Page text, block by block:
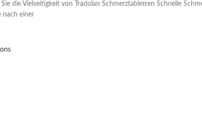
Sie die Vielseitigkeit von Tradolan Schmerztabletten Schnelle
nach einer